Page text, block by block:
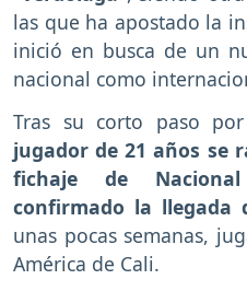
las que ha apostado la
inició en busca de un
nacional como
Tras su corto paso
jugador de 21 años se
fichaje de
confirmado la llegada
unas pocas semanas,
América de Cali.